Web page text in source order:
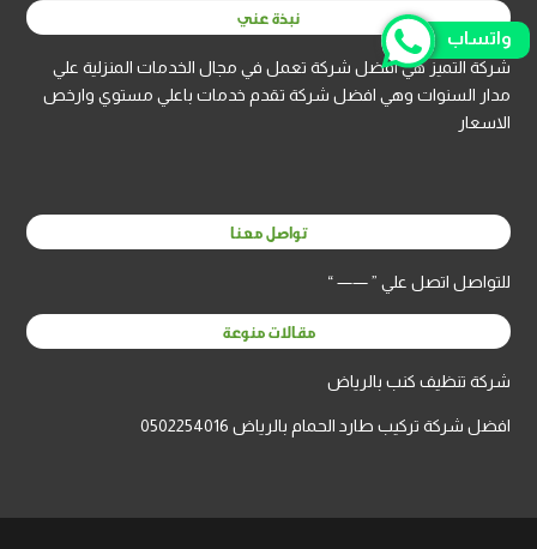
نبذة عني
شركة التميز هي افضل شركة تعمل في مجال الخدمات المنزلية علي
مدار السنوات وهي افضل شركة تقدم خدمات باعلي مستوي وارخص
الاسعار
تواصل معنا
للتواصل اتصل علي ” —— “
مقالات منوعة
شركة تنظيف كنب بالرياض
افضل شركة تركيب طارد الحمام بالرياض 0502254016
واتساب